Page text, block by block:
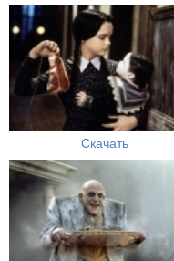
Скачать